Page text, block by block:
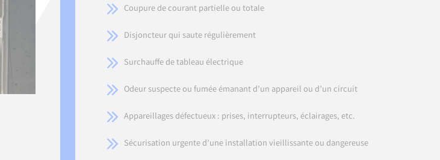
Coupure de courant partielle ou totale
Disjoncteur qui saute régulièrement
Surchauffe de tableau électrique
Odeur suspecte ou fumée émanant d’un appareil ou d’un circuit
Appareillages défectueux : prises, interrupteurs, éclairages, etc.
Sécurisation urgente d’une installation vieillissante ou dangereuse